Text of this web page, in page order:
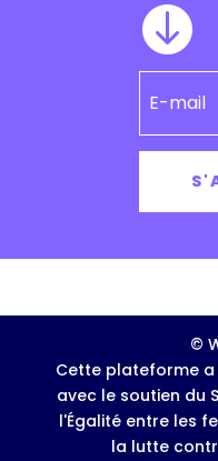

©
Cette plateforme a
avec le soutien du
l'Égalité entre les
la lutte